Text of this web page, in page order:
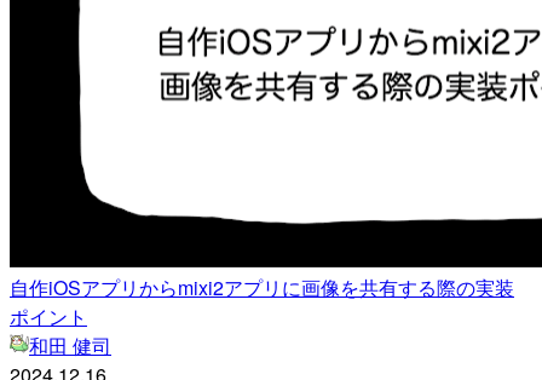
自作iOSアプリからmixi2アプリに画像を共有する際の実装
ポイント
和田 健司
2024.12.16